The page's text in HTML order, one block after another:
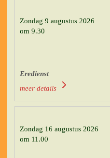
Zondag 9 augustus 2026
om 9.30
Eredienst
meer details
Zondag 16 augustus 2026
om 11.00